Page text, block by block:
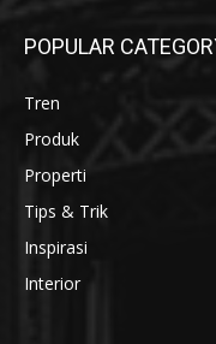
POPULAR
Tren
Produk
Properti
Tips & Trik
Inspirasi
Interior